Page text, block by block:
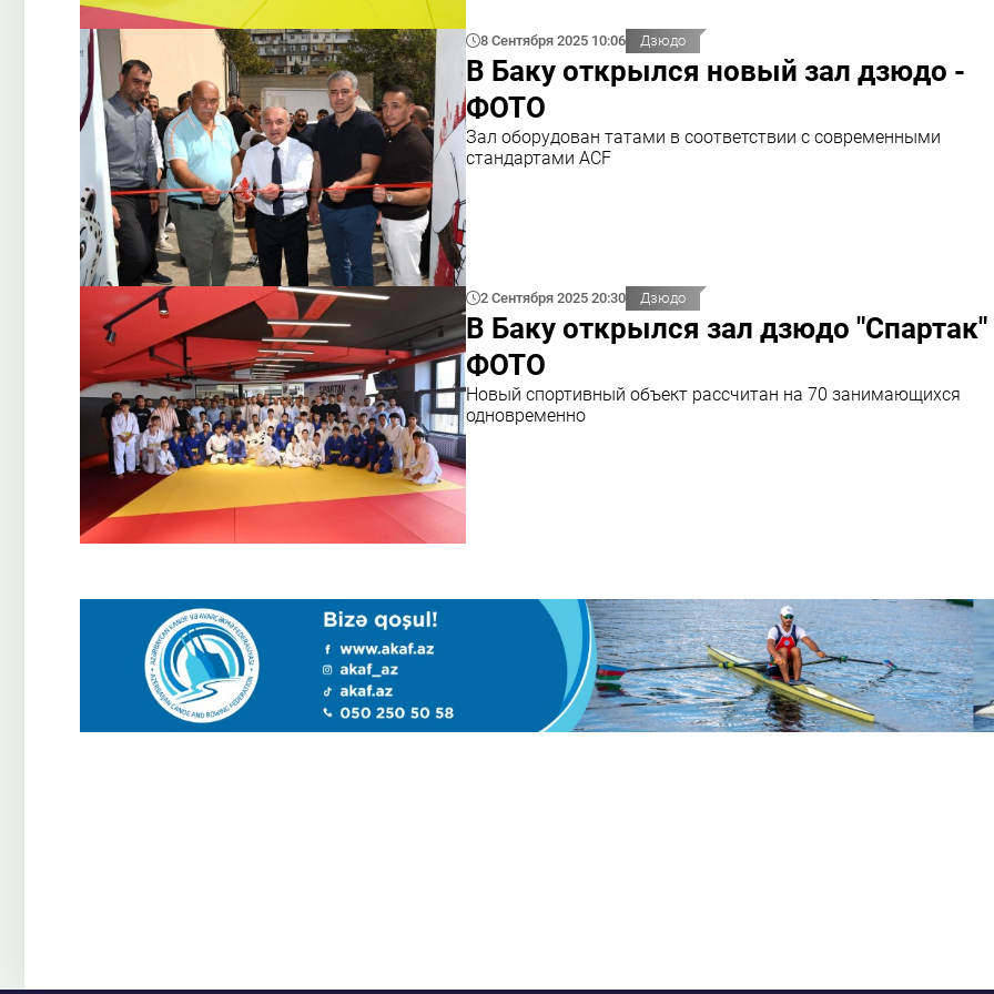
8 Сентября 2025 10:06 Дзюдо
В Баку открылся новый зал дзюдо -
ФОТО
Зал оборудован татами в соответствии с современными
стандартами ACF
2 Сентября 2025 20:30 Дзюдо
В Баку открылся зал дзюдо "Спартак"
ФОТО
Новый спортивный объект рассчитан на 70 занимающихся
одновременно